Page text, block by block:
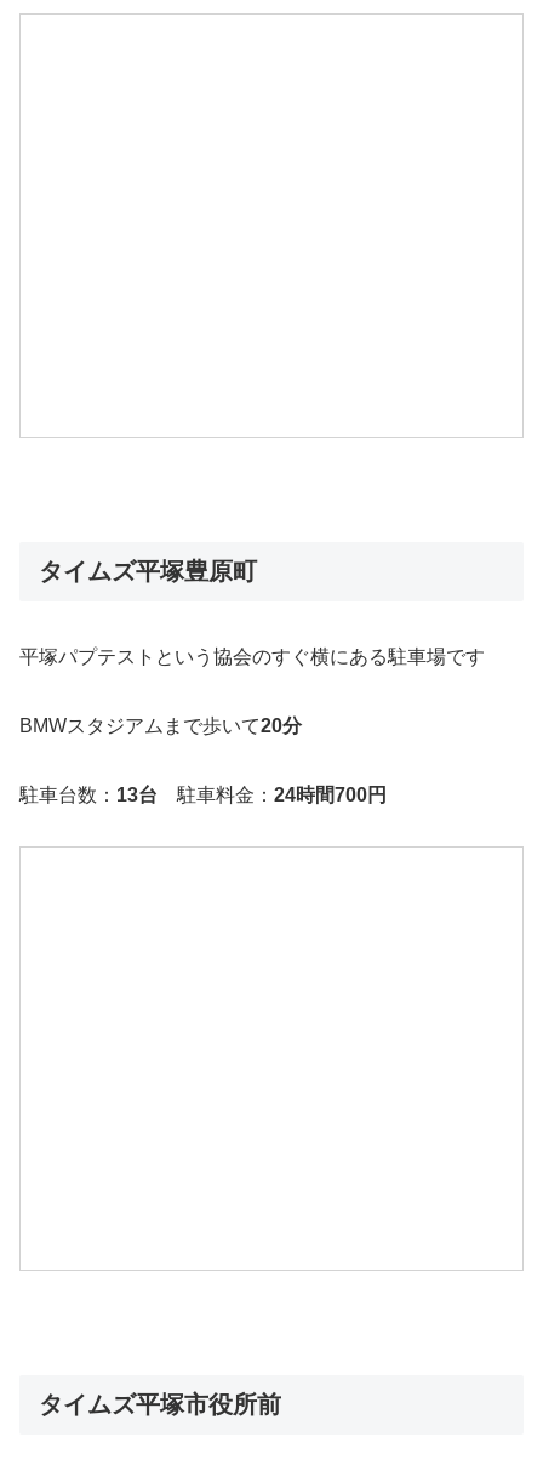
タイムズ平塚豊原町
平塚パプテストという協会のすぐ横にある駐車場です
BMWスタジアムまで歩いて20分
駐車台数： 13台 駐車料金： 24時間700円
タイムズ平塚市役所前